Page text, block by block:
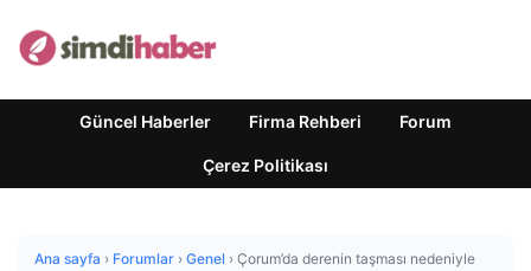
Güncel Haberler Firma Rehberi Forum
Çerez Politikası
Ana sayfa › Forumlar › Genel › Çorum’da derenin taşması nedeniyle